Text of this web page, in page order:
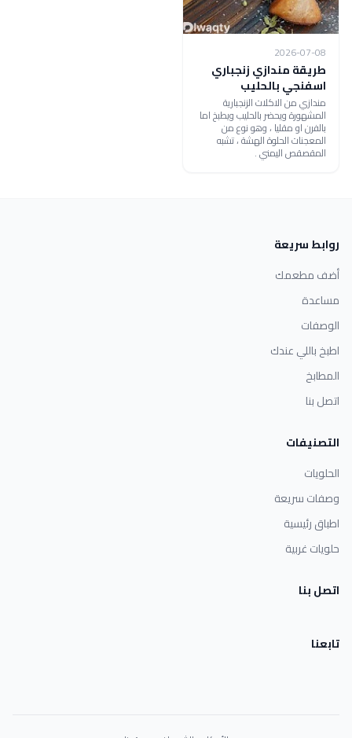
2026-07-08
طريقة مندازي زنجباري
اسفنجي بالحليب
مندازي من الاكلات الزنجبارية
المشهورة ويحضر بالحليب ويطبخ اما
بالفرن او مقليا ، وهو نوع من
المعجنات الحلوة الهشة ، تشبه
المقصقص اليمني .
روابط سريعة
أضف مطعمك
مساعدة
الوصفات
اطبخ باللي عندك
المطابخ
اتصل بنا
التصنيفات
الحلويات
وصفات سريعة
اطباق رئيسية
حلويات غربية
اتصل بنا
تابعنا